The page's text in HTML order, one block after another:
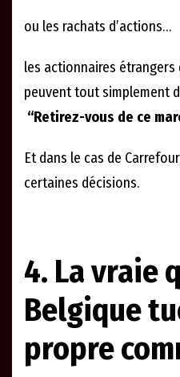
ou les rachats d’actions…
les actionnaires
peuvent tout simplement
“Retirez-vous de ce
Et dans le cas de
certaines décisions.
4. La vraie
Belgique
propre